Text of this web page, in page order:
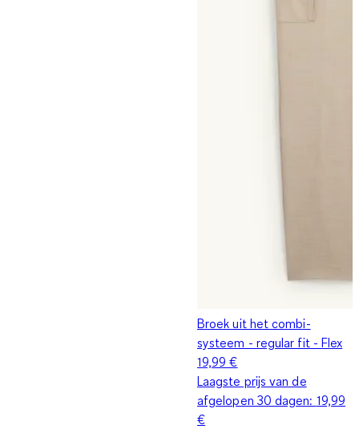
Broek uit het combi-
systeem - regular fit - Flex
19,99 €
Laagste prijs van de
afgelopen 30 dagen: 19,99
€